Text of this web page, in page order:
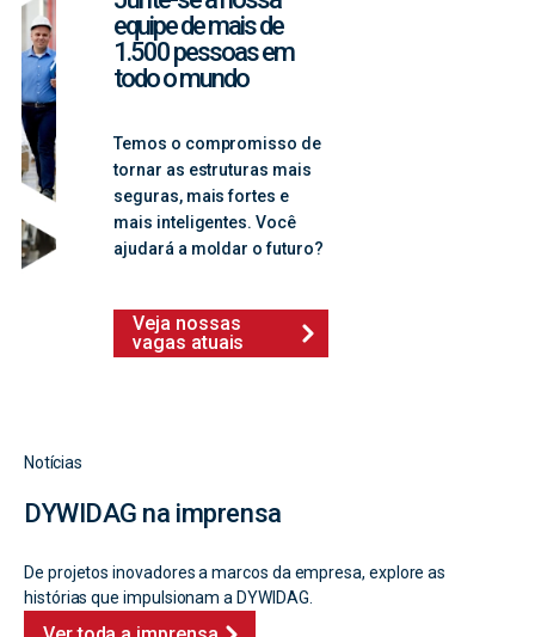
equipe de mais de
1.500 pessoas em
todo o mundo
Temos o compromisso de
tornar as estruturas mais
seguras, mais fortes e
mais inteligentes. Você
ajudará a moldar o futuro?
Veja nossas
vagas atuais
Notícias
DYWIDAG na imprensa
De projetos inovadores a marcos da empresa, explore as
histórias que impulsionam a DYWIDAG.